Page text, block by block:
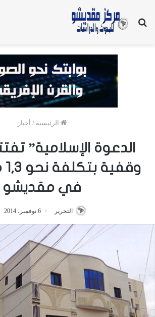
بحث
الرئيسية / أخبار
الدعوة الإسلامية”
في مقديشو
التحرير 6 نوفمبر، 2014